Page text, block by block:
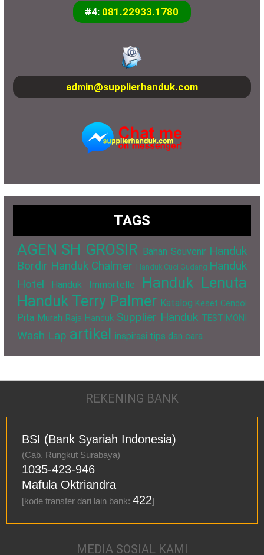
#4: 081.22933.1780
admin@supplierhanduk.com
TAGS
AGEN SH GROSIR Bahan Souvenir Handuk
Bordir Handuk Chalmer Handuk Cuci Gudang Handuk
Hotel
Handuk Immortelle
Handuk Lenuta
Handuk Terry Palmer Katalog Keset Cendol
Pita Murah Raja Handuk Supplier Handuk TESTIMONI
Wash Lap artikel inspirasi tips dan cara
REKENING BANK
BSI (Bank Syariah Indonesia)
(Cab. Rungkut Surabaya)
1035-423-946
Mafula Oktriandra
[kode transfer dari lain bank:422]
MEDIA SOSIAL KAMI